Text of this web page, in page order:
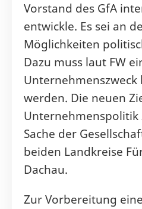
Vorstand des GfA
entwickle. Es sei an
Möglichkeiten
Dazu muss laut FW
Unternehmenszweck
werden. Die neuen
Unternehmenspolitik
Sache der
beiden Landkreise
Dachau.
Zur Vorbereitung